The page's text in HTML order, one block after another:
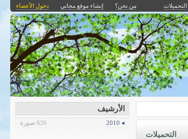
التحميلات من نحن؟ إنشاء موقع مجاني دخول الأعضاء
التحميلات
الأرشيف
◂ 2010 626 صورة